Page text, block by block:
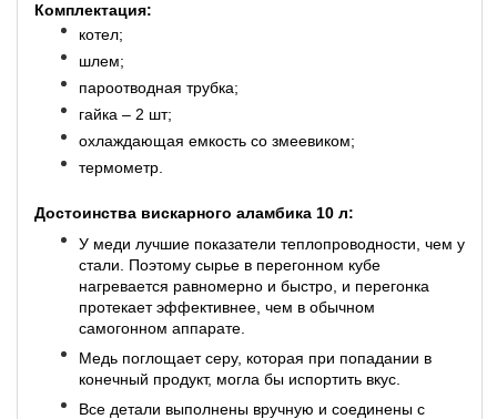
Комплектация:
котел;
шлем;
пароотводная трубка;
гайка – 2 шт;
охлаждающая емкость со змеевиком;
термометр.
Достоинства вискарного аламбика 10 л:
У меди лучшие показатели теплопроводности, чем у
стали. Поэтому сырье в перегонном кубе
нагревается равномерно и быстро, и перегонка
протекает эффективнее, чем в обычном
самогонном аппарате.
Медь поглощает серу, которая при попадании в
конечный продукт, могла бы испортить вкус.
Все детали выполнены вручную и соединены с